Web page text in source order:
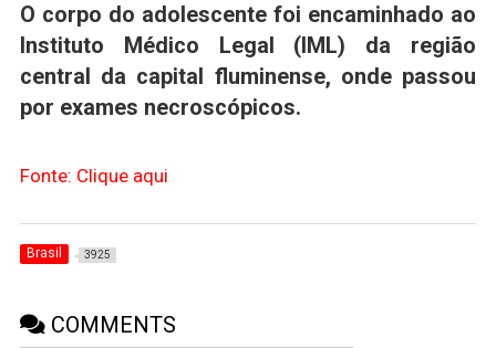
O corpo do adolescente foi encaminhado ao
Instituto Médico Legal (IML) da região
central da capital fluminense, onde passou
por exames necroscópicos.
Fonte: Clique aqui
Brasil 3925
COMMENTS